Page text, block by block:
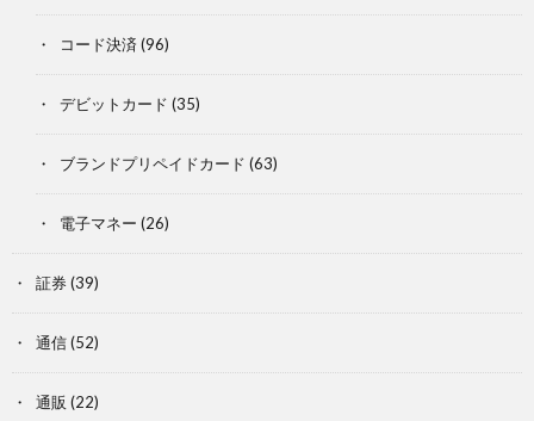
コード決済 (96)
デビットカード (35)
ブランドプリペイドカード (63)
電子マネー (26)
証券(39)
通信(52)
通販 (22)